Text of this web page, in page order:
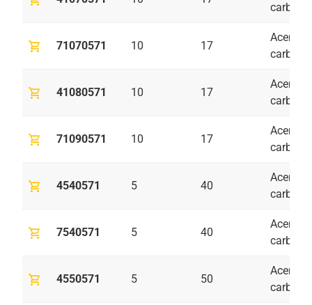
carbono
shopping_cart 71070571 10 17
Acero al
carbono
shopping_cart 41080571 10 17
Acero al
carbono
shopping_cart 71090571 10 17
Acero al
carbono
shopping_cart 4540571 5 40
Acero al
carbono
shopping_cart 7540571 5 40
Acero al
carbono
shopping_cart 4550571 5 50
Acero al
carbono